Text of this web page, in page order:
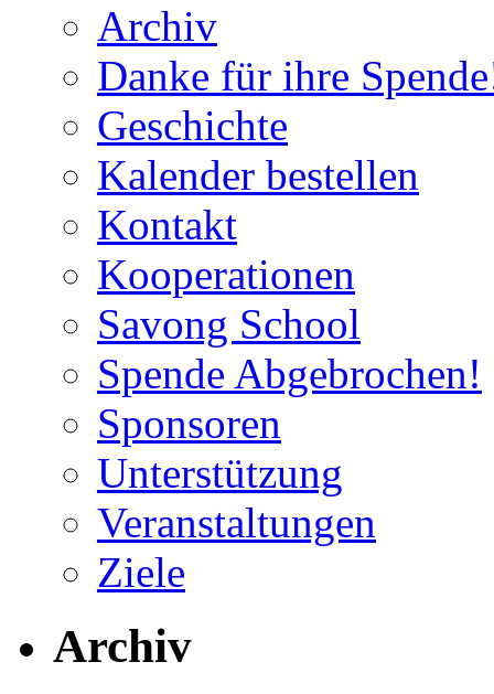
Archiv
Danke für ihre
Geschichte
Kalender bestellen
Kontakt
Kooperationen
Savong School
Spende Abgebrochen!
Sponsoren
Unterstützung
Veranstaltungen
Ziele
Archiv